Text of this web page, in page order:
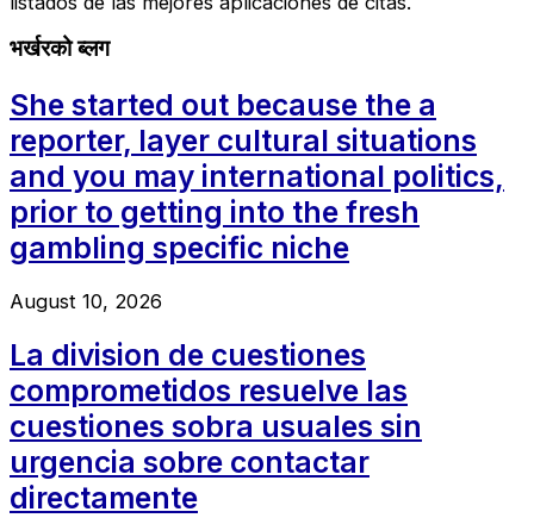
भर्खरको ब्लग
She started out because the a
reporter, layer cultural situations
and you may international politics,
prior to getting into the fresh
gambling specific niche
August 10, 2026
La division de cuestiones
comprometidos resuelve las
cuestiones sobra usuales sin
urgencia sobre contactar
directamente